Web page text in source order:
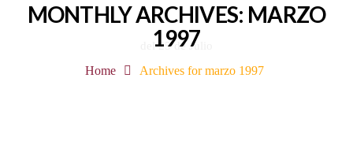
MONTHLY ARCHIVES: MARZO
1997
Home Archives for marzo 1997